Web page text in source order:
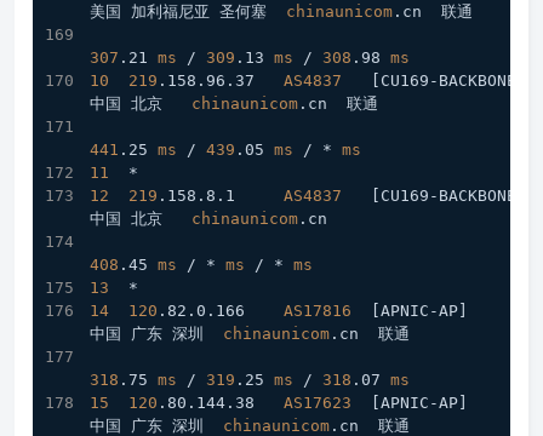
美国 加利福尼亚 圣何塞 chinaunicom .cn
  联通
307 .21 ms / 309 .13 ms / 308 .98 ms
10
219 .158 .96 .37 AS4837
[CU169-BACKBONE]
中国 北京 chinaunicom .cn
  联通
441 .25 ms / 439 .05 ms / * ms
11
  *
12
219 .158 .8 .1 AS4837
[CU169-BACKBONE]
中国 北京 chinaunicom .cn
408 .45 ms / * ms / * ms
13
  *
14
120 .82 .0 .166 AS17816
[APNIC-AP]
中国 广东 深圳 chinaunicom .cn
  联通
318 .75 ms / 319 .25 ms / 318 .07 ms
15
120 .80 .144 .38 AS17623
[APNIC-AP]
中国 广东 深圳 chinaunicom .cn
  联通